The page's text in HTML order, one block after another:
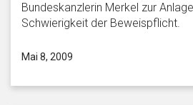
Bundeskanzlerin Merkel zur
Schwierigkeit der Beweispflicht.
Mai 8, 2009